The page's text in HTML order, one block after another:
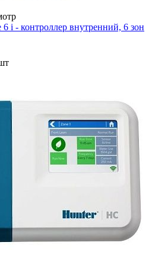
i - контроллер внутренний, 6 зон